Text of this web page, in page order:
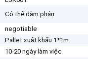
Có thể đàm phán
negotiable
Pallet xuất khẩu 1*1m
10-20 ngày làm việc